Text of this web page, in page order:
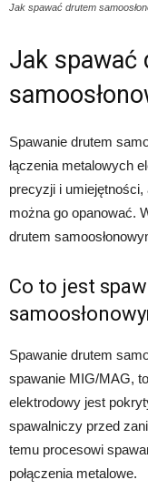
Jak spawać drutem
Jak spawać
Spawanie drutem
łączenia metalowych
precyzji i
można go opanować.
drutem
Co to jest
Spawanie drutem
spawanie MIG/MAG,
elektrodowy jest
spawalniczy przed
temu procesowi
połączenia metalowe.